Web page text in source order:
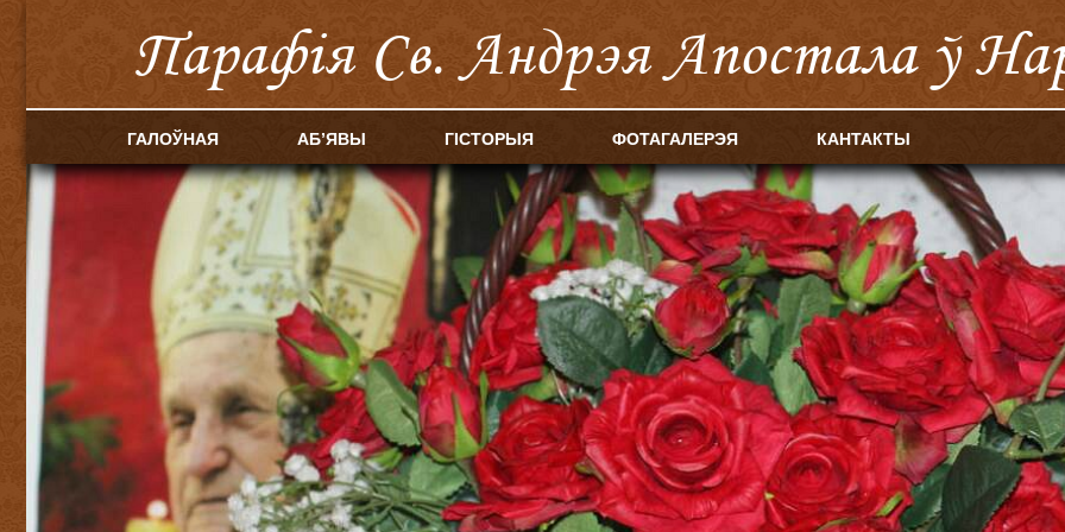
Парафія Cв. Андрэя Апостала ў
ГАЛОЎНАЯ АБ’ЯВЫ ГІСТОРЫЯ ФОТАГАЛЕРЭЯ КАНТАКТЫ